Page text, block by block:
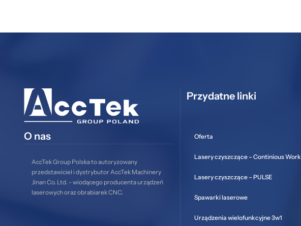
O nas
AccTek Group Polska to autoryzowany
przedstawiciel i dystrybutor AccTek Machinery
Jinan Co. Ltd. - wiodącego producenta urządzeń
laserowych oraz obrabiarek CNC.
Przydatne linki
Oferta
Lasery czyszczące – Continious Work
Lasery czyszczące – PULSE
Spawarki laserowe
Urządzenia wielofunkcyjne 3w1